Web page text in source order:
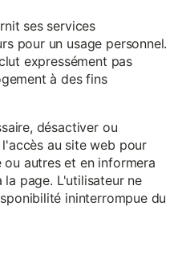
ses services
pour un usage personnel.
expressément pas
à des fins
désactiver ou
au site web pour
autres et en informera
page. L'utilisateur ne
ininterrompue du